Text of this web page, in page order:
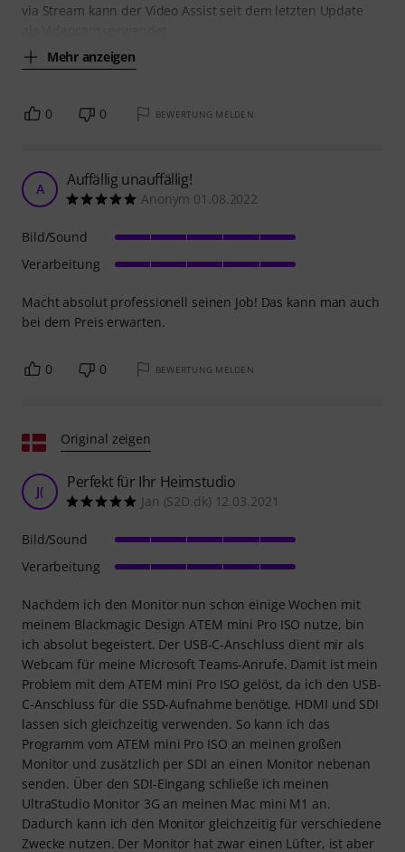
via Stream kann der Video Assist seit dem letzten Update
Mehr anzeigen
0 0 BEWERTUNG MELDEN
A Auffällig unauffällig!
Anonym 01.08.2022
Macht absolut professionell seinen Job! Das kann man auch
bei dem Preis erwarten.
Bild/Sound
Verarbeitung
0 0 BEWERTUNG MELDEN
Original zeigen
J( Perfekt für Ihr Heimstudio
Jan (S2D.dk) 12.03.2021
Nachdem ich den Monitor nun schon einige Wochen mit
meinem Blackmagic Design ATEM mini Pro ISO nutze, bin
ich absolut begeistert. Der USB-C-Anschluss dient mir als
Webcam für meine Microsoft Teams-Anrufe. Damit ist mein
Problem mit dem ATEM mini Pro ISO gelöst, da ich den USB-
C-Anschluss für die SSD-Aufnahme benötige. HDMI und SDI
lassen sich gleichzeitig verwenden. So kann ich das
Programm vom ATEM mini Pro ISO an meinen großen
Monitor und zusätzlich per SDI an einen Monitor nebenan
senden. Über den SDI-Eingang schließe ich meinen
UltraStudio Monitor 3G an meinen Mac mini M1 an.
Dadurch kann ich den Monitor gleichzeitig für verschiedene
Zwecke nutzen. Der Monitor hat zwar einen Lüfter, ist aber
Bild/Sound
Verarbeitung